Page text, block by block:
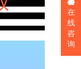
在
线
咨
询